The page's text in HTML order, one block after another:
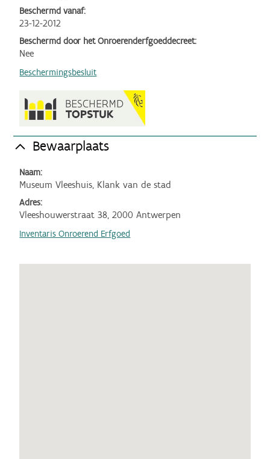
Beschermd vanaf:
23-12-2012
Beschermd door het Onroerenderfgoeddecreet:
Nee
Beschermingsbesluit
Bewaarplaats
Naam:
Museum Vleeshuis, Klank van de stad
Adres:
Vleeshouwerstraat 38, 2000 Antwerpen
Inventaris Onroerend Erfgoed